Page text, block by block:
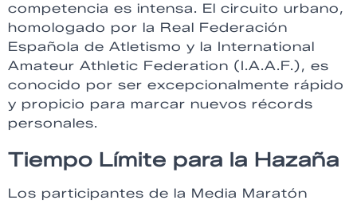
competencia es intensa. El circuito urbano,
homologado por la Real Federación
Española de Atletismo y la International
Amateur Athletic Federation (I.A.A.F.), es
conocido por ser excepcionalmente rápido
y propicio para marcar nuevos récords
personales.
Tiempo Límite para la Hazaña
Los participantes de la Media Maratón